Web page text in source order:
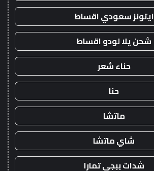
ايتونز سعودي اقساط
شحن يلا لودو اقساط
حناء شعر
حنا
ماتشا
شاي ماتشا
شدات ببجي تمارا